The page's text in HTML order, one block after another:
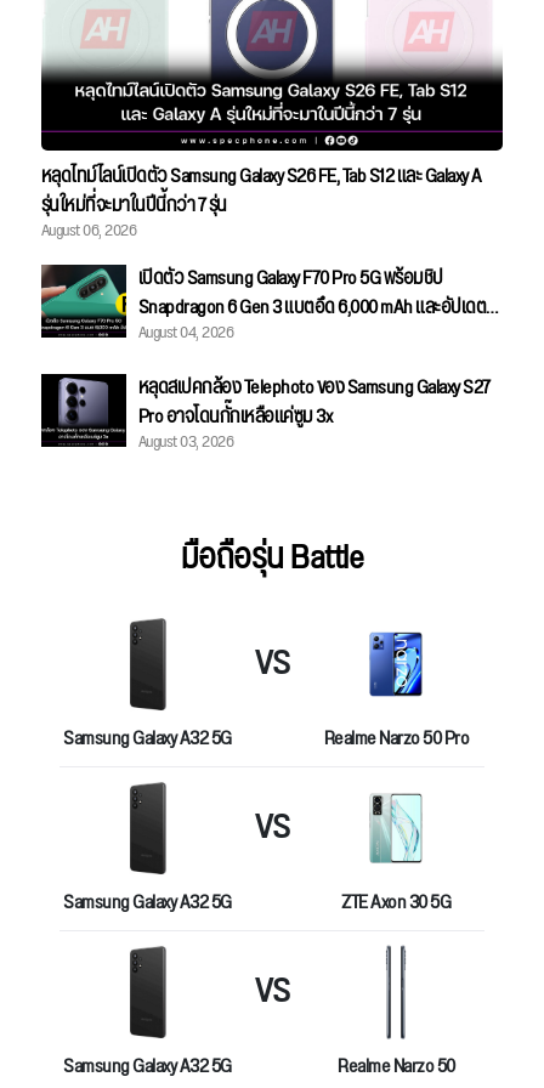
หลุดไทม์ไลน์เปิดตัว Samsung Galaxy S26 FE, Tab S12 และ Galaxy A
รุ่นใหม่ที่จะมาในปีนี้กว่า 7 รุ่น
August 06, 2026
เปิดตัว Samsung Galaxy F70 Pro 5G พร้อมชิป
Snapdragon 6 Gen 3 แบตอึด 6,000 mAh และอัปเดตได้
ยาว 6 ปี
August 04, 2026
หลุดสเปคกล้อง Telephoto ของ Samsung Galaxy S27
Pro อาจโดนกั๊กเหลือแค่ซูม 3x
August 03, 2026
มือถือรุ่น Battle
Samsung Galaxy A32 5G
VS
Realme Narzo 50 Pro
Samsung Galaxy A32 5G
VS
ZTE Axon 30 5G
Samsung Galaxy A32 5G
VS
Realme Narzo 50